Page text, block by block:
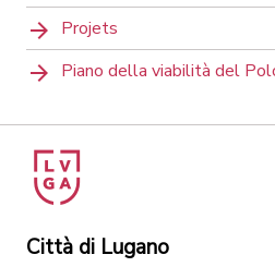
Projets
Piano della viabilità del
Città di Lugano